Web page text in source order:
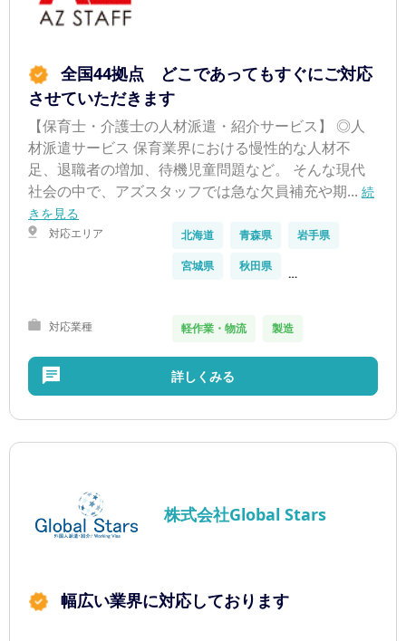
全国44拠点 どこであってもすぐにご対応
させていただきます
【保育士・介護士の人材派遣・紹介サービス】 ◎人
材派遣サービス 保育業界における慢性的な人材不
足、退職者の増加、待機児童問題など。 そんな現代
社会の中で、アズスタッフでは急な欠員補充や期... 続
きを見る
対応エリア 北海道 青森県
岩手県
宮城県
秋田県
…
対応業種 軽作業・物流 製造
詳しくみる
株式会社Global Stars
幅広い業界に対応しております